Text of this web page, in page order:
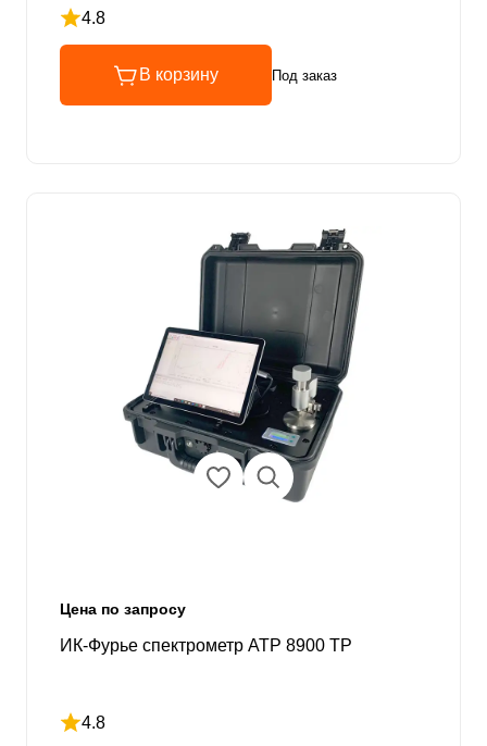
4.8
Рейтинг 4.8 из 5
В корзину Под заказ
Цена по запросу
ИК-Фурье спектрометр ATP 8900 TP
4.8
Рейтинг 4.8 из 5